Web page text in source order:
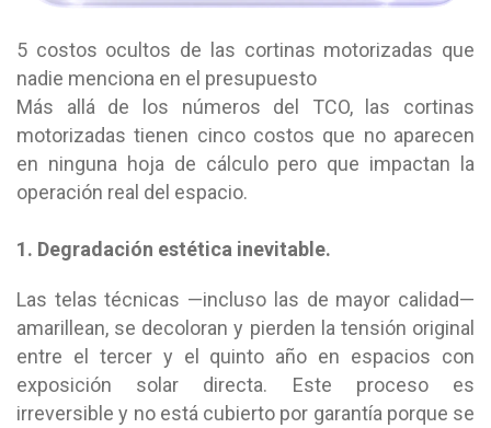
5 costos ocultos de las cortinas motorizadas que
nadie menciona en el presupuesto
Más allá de los números del TCO, las cortinas
motorizadas tienen cinco costos que no aparecen
en ninguna hoja de cálculo pero que impactan la
operación real del espacio.
1. Degradación estética inevitable.
Las telas técnicas —incluso las de mayor calidad—
amarillean, se decoloran y pierden la tensión original
entre el tercer y el quinto año en espacios con
exposición solar directa. Este proceso es
irreversible y no está cubierto por garantía porque se